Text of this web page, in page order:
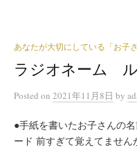
あなたが大切にしている「お子
ラジオネーム
Posted on 2021年11月8日 by
●手紙を書いたお子さんの
ード 前すぎて覚えてませ